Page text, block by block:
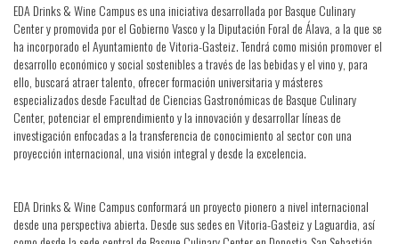
EDA Drinks & Wine Campus es una iniciativa desarrollada por Basque Culinary
Center y promovida por el Gobierno Vasco y la Diputación Foral de Álava, a la que se
ha incorporado el Ayuntamiento de Vitoria-Gasteiz. Tendrá como misión promover el
desarrollo económico y social sostenibles a través de las bebidas y el vino y, para
ello, buscará atraer talento, ofrecer formación universitaria y másteres
especializados desde Facultad de Ciencias Gastronómicas de Basque Culinary
Center, potenciar el emprendimiento y la innovación y desarrollar líneas de
investigación enfocadas a la transferencia de conocimiento al sector con una
proyección internacional, una visión integral y desde la excelencia.
EDA Drinks & Wine Campus conformará un proyecto pionero a nivel internacional
desde una perspectiva abierta. Desde sus sedes en Vitoria-Gasteiz y Laguardia, así